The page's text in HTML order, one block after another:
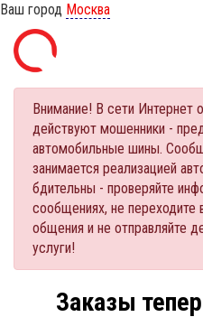
Ваш город Москва
Внимание! В сети Интернет
действуют мошенники -
автомобильные шины.
занимается реализацией
бдительны - проверяйте
сообщениях, не
общения и не отправляйте
услуги!
Заказы